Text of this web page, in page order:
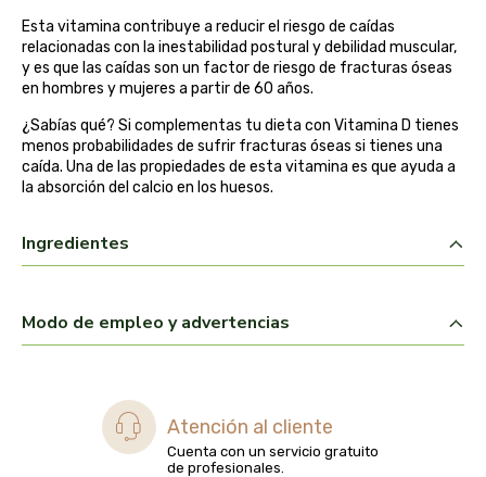
Esta vitamina contribuye a reducir el riesgo de caídas
relacionadas con la inestabilidad postural y debilidad muscular,
y es que las caídas son un factor de riesgo de fracturas óseas
en hombres y mujeres a partir de 60 años.
¿Sabías qué? Si complementas tu dieta con Vitamina D tienes
menos probabilidades de sufrir fracturas óseas si tienes una
caída. Una de las propiedades de esta vitamina es que ayuda a
la absorción del calcio en los huesos.
Ingredientes
Modo de empleo y advertencias
Atención al cliente
Cuenta con un servicio gratuito
de profesionales.
bellsola
belsi
ben&anna
biarritz
bifemme
biocop
biofloral